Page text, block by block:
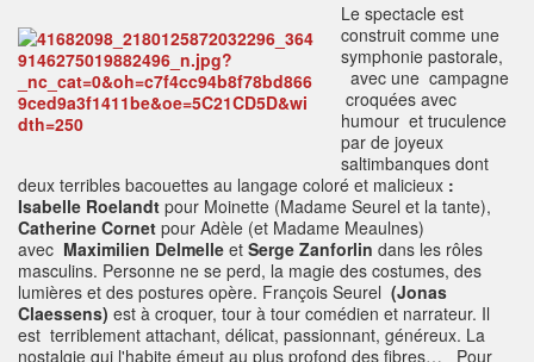
Le spectacle est
construit comme une
symphonie pastorale,
avec une campagne
croquées avec
humour et truculence
par de joyeux
saltimbanques dont
deux terribles bacouettes au langage coloré et malicieux :
Isabelle Roelandt pour Moinette (Madame Seurel et la tante),
Catherine Cornet pour Adèle (et Madame Meaulnes)
avec Maximilien Delmelle et Serge Zanforlin dans les rôles
masculins. Personne ne se perd, la magie des costumes, des
lumières et des postures opère. François Seurel (Jonas
Claessens) est à croquer, tour à tour comédien et narrateur. Il
est terriblement attachant, délicat, passionnant, généreux. La
nostalgie qui l'habite émeut au plus profond des fibres… Pour